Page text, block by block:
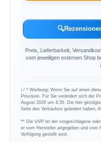
🔍
Preis, Lieferbarkeit,
vom jeweiligen externen Shop
ℹ︎ / * Werbung: Wenn Sie auf einen
Provision. Für Sie verändert sich der
August 2026 um 4:35. Die hier
Seite des Verkäufers geändert haben.
** Die UVP ist der vorgeschlagene
er vom Hersteller angegeben und vom
Verfügung gestellt wird.